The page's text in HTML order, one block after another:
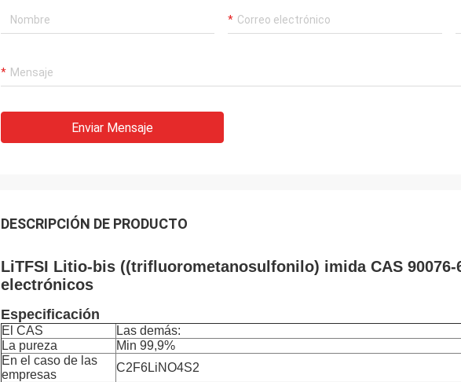
Enviar Mensaje
DESCRIPCIÓN DE PRODUCTO
LiTFSI Litio-bis ((trifluorometanosulfonilo) imida CAS
electrónicos
Especificación
El CAS
Las demás:
La pureza
Min 99,9%
En el caso de las
empresas
C2F6LiNO4S2